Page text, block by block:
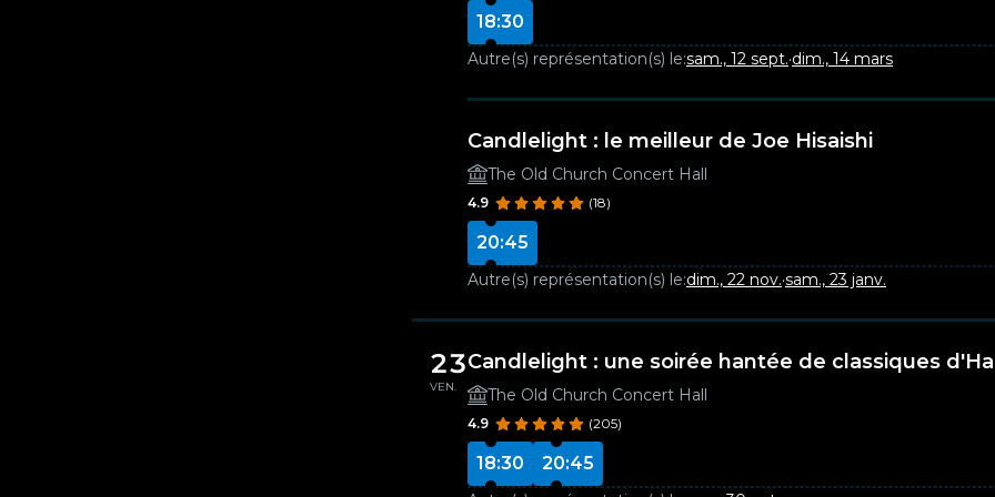
18:30
Autre(s) représentation(s) le:sam., 12 sept.·dim., 14 mars
Candlelight : le meilleur de Joe Hisaishi
The Old Church Concert Hall
4.9 (18)
20:45
Autre(s) représentation(s) le:dim., 22 nov.·sam., 23 janv.
23
VEN.
Candlelight : une soirée hantée de classiques
The Old Church Concert Hall
4.9 (205)
18:30 20:45